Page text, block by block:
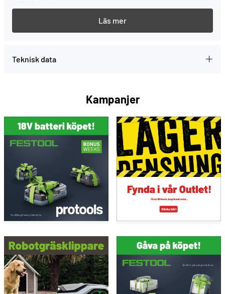
Service all-inclusive. Ingår varje gång du köper ett
Teknisk data
Kampanjer